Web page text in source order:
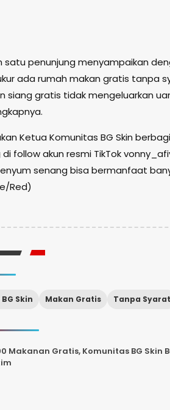
satu penunjung menyampaikan
ada rumah makan gratis tanpa
siang gratis tidak mengeluarkan
Ketua Komunitas BG Skin
follow akun resmi TikTok
senang bisa bermanfaat
Red)
Skin Makan Gratis Tanpa Syarat
Makanan Gratis, Komunitas BG Skin